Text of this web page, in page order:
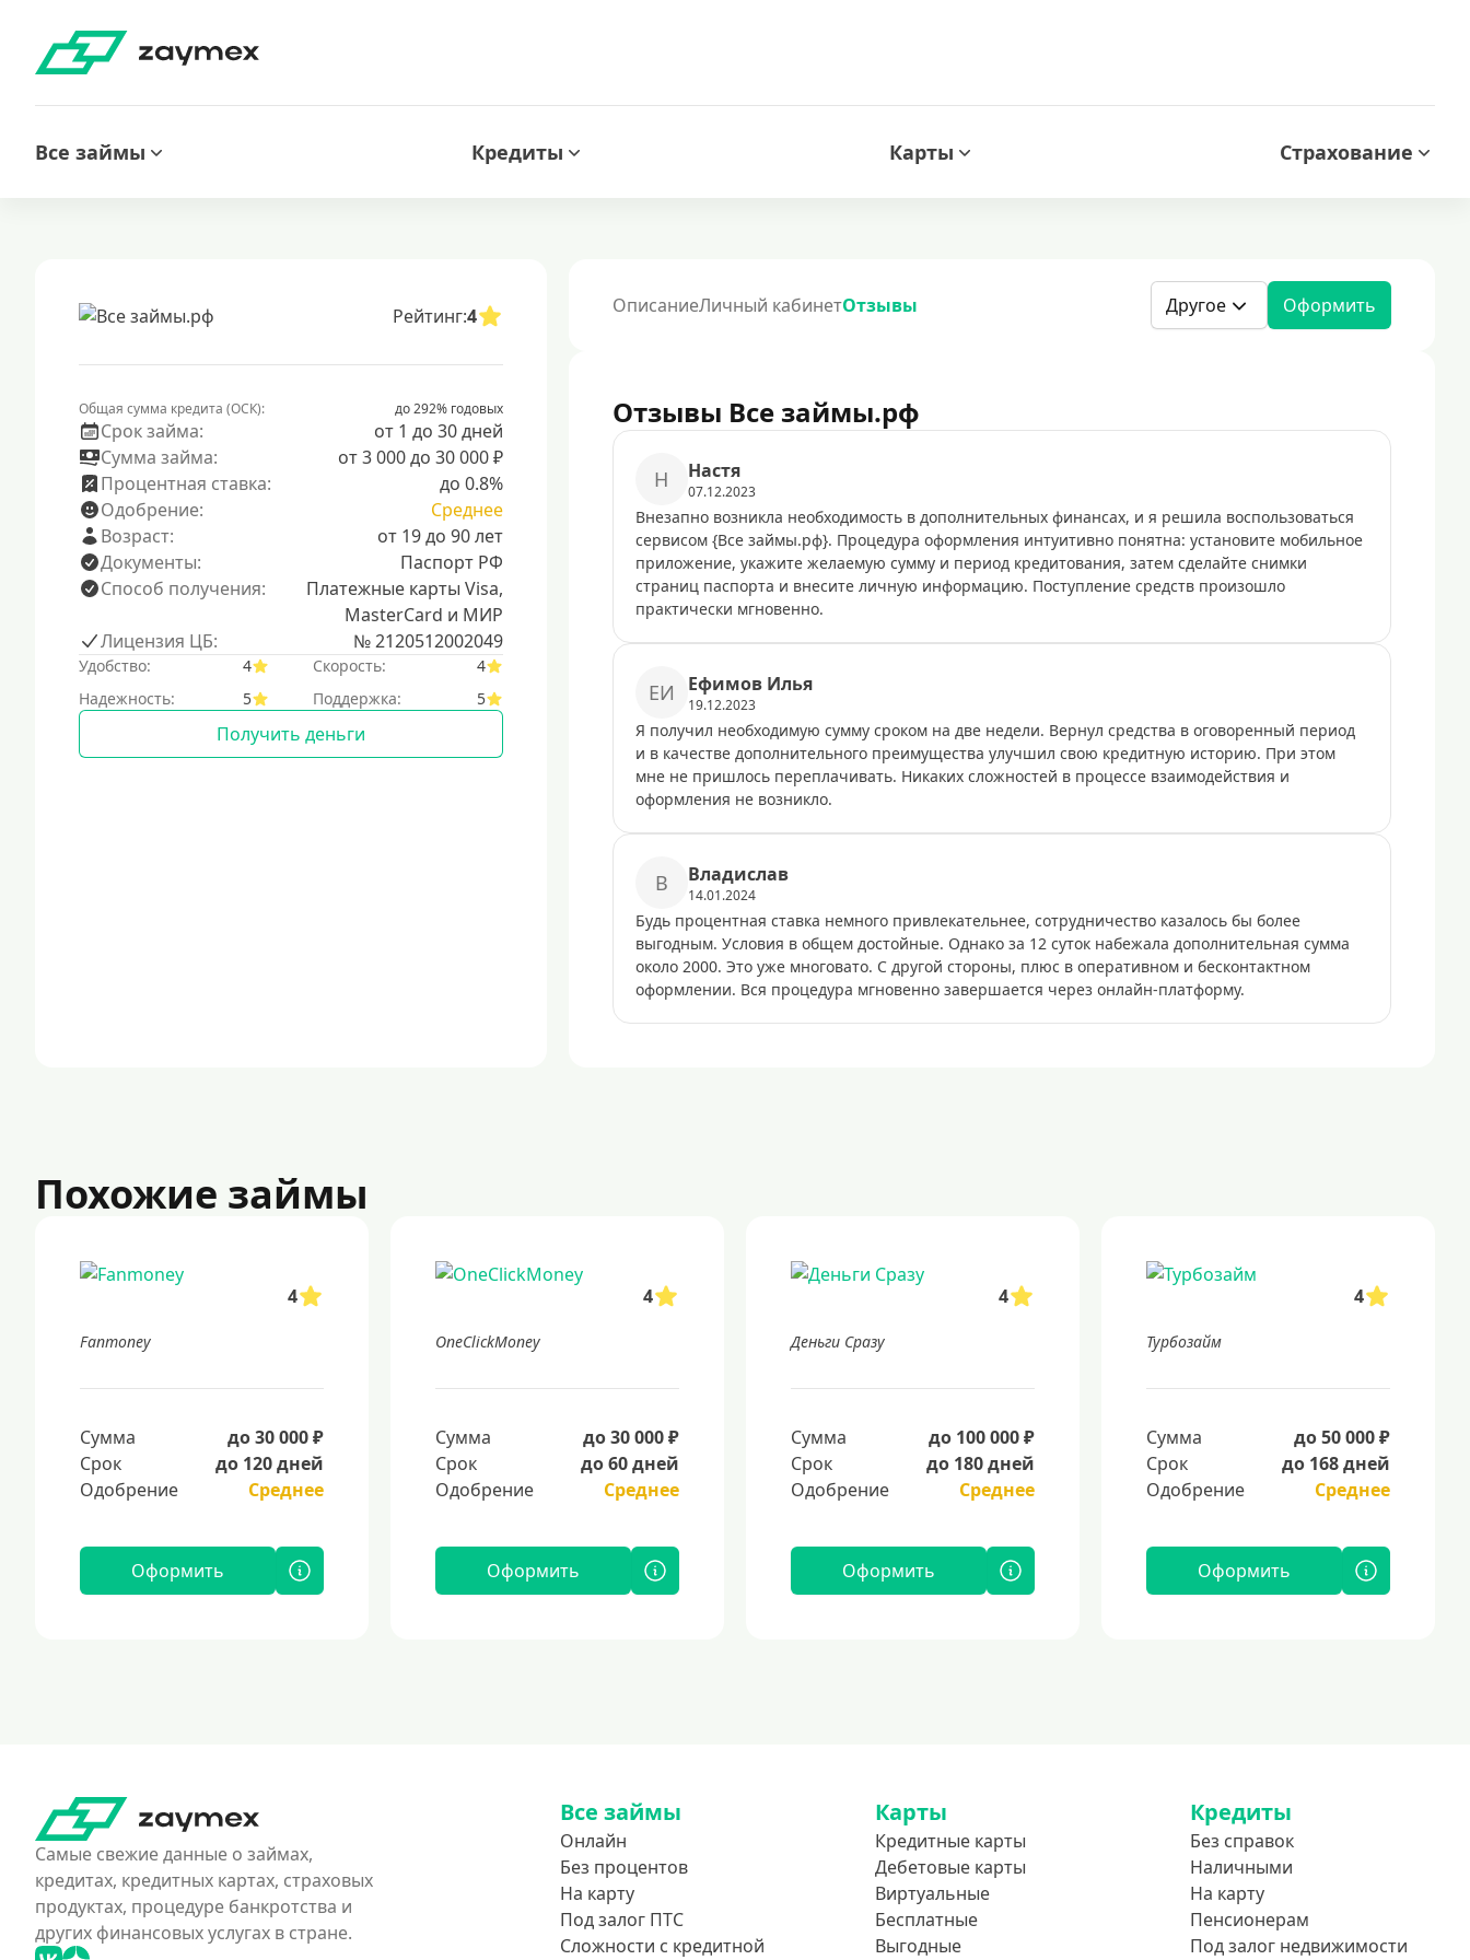
Все займы Кредиты Карты Страхование
Рейтинг:4
Общая сумма кредита (ОСК): до 292% годовых
Срок займа:
от 1 до 30 дней
Сумма займа:
от 3 000 до 30 000 ₽
Процентная ставка:
до 0.8%
Одобрение:
Среднее
Возраст:
от 19 до 90 лет
Документы:
Паспорт РФ
Способ получения:
Платежные карты Visa,
MasterCard и МИР
Лицензия ЦБ:
№ 2120512002049
Удобство: 4 Скорость:
4
Надежность:
5 Поддержка: 5
Получить деньги
ОписаниеЛичный кабинетОтзывы Другое Оформить
Отзывы Все займы.рф
Н Нacтя
07.12.2023
Внезапно возникла необходимость в дополнительных финансах, и я решила воспользоваться
сервисом {Все займы.рф}. Процедура оформления интуитивно понятна: установите мобильное
приложение, укажите желаемую сумму и период кредитования, затем сделайте снимки
страниц паспорта и внесите личную информацию. Поступление средств произошло
практически мгновенно.
EИ Eфимoв Илья
19.12.2023
Я получил необходимую сумму сроком на две недели. Вернул средства в оговоренный период
и в качестве дополнительного преимущества улучшил свою кредитную историю. При этом
мне не пришлось переплачивать. Никаких сложностей в процессе взаимодействия и
оформления не возникло.
B Bлaдиcлaв
14.01.2024
Будь процентная ставка немного привлекательнее, сотрудничество казалось бы более
выгодным. Условия в общем достойные. Однако за 12 суток набежала дополнительная сумма
около 2000. Это уже многовато. С другой стороны, плюс в оперативном и бесконтактном
оформлении. Вся процедура мгновенно завершается через онлайн-платформу.
Похожие займы
4
Fanmoney
Сумма
до 30 000 ₽
Срок
до 120 дней
Одобрение
Среднее
Оформить
4
OneClickMoney
Сумма
до 30 000 ₽
Срок
до 60 дней
Одобрение
Среднее
Оформить
4
Деньги Сразу
Сумма
до 100 000 ₽
Срок
до 180 дней
Одобрение
Среднее
Оформить
4
Турбозайм
Сумма
до 50 000 ₽
Срок
до 168 дней
Одобрение
Среднее
Оформить
Самые свежие данные о займах,
кредитах, кредитных картах, страховых
продуктах, процедуре банкротства и
других финансовых услугах в стране.
Все займы
Онлайн
Без процентов
На карту
Под залог ПТС
Сложности с кредитной
Карты
Кредитные карты
Дебетовые карты
Виртуальные
Бесплатные
Выгодные
Кредиты
Без справок
Наличными
На карту
Пенсионерам
Под залог недвижимости